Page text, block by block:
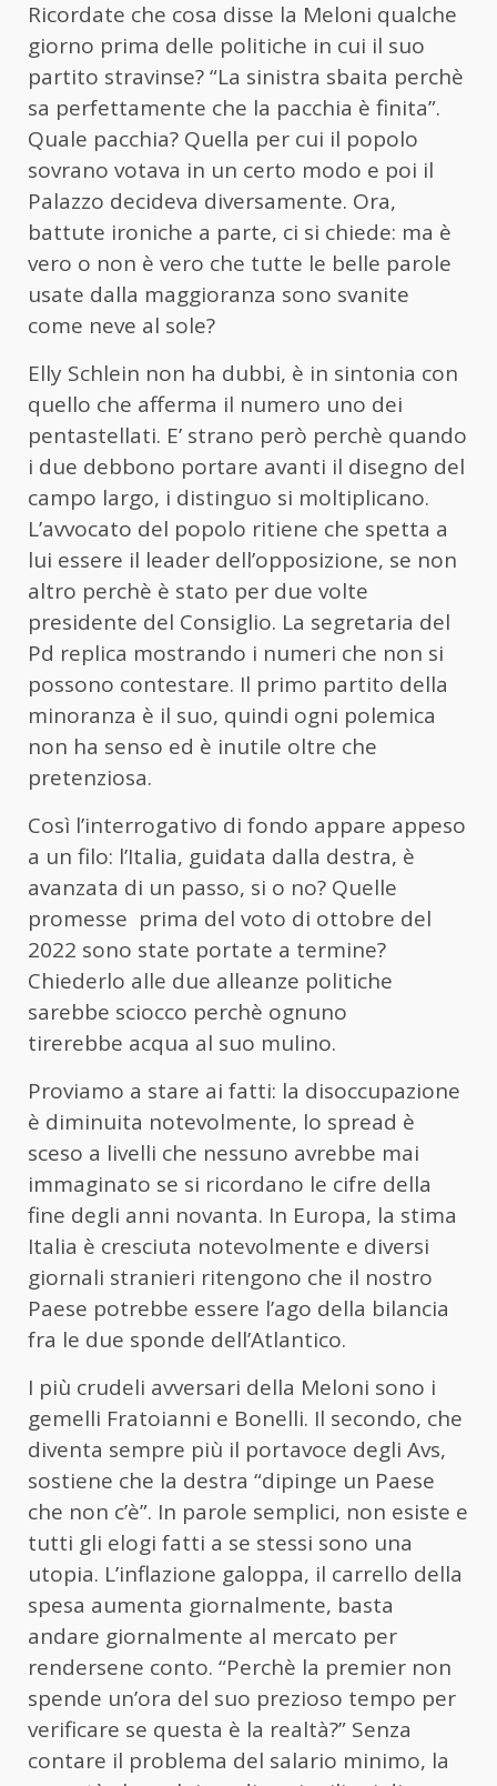
Ricordate che cosa disse la Meloni qualche
giorno prima delle politiche in cui il suo
partito stravinse? “La sinistra sbaita perchè
sa perfettamente che la pacchia è finita”.
Quale pacchia? Quella per cui il popolo
sovrano votava in un certo modo e poi il
Palazzo decideva diversamente. Ora,
battute ironiche a parte, ci si chiede: ma è
vero o non è vero che tutte le belle parole
usate dalla maggioranza sono svanite
come neve al sole?
Elly Schlein non ha dubbi, è in sintonia con
quello che afferma il numero uno dei
pentastellati. E’ strano però perchè quando
i due debbono portare avanti il disegno del
campo largo, i distinguo si moltiplicano.
L’avvocato del popolo ritiene che spetta a
lui essere il leader dell’opposizione, se non
altro perchè è stato per due volte
presidente del Consiglio. La segretaria del
Pd replica mostrando i numeri che non si
possono contestare. Il primo partito della
minoranza è il suo, quindi ogni polemica
non ha senso ed è inutile oltre che
pretenziosa.
Così l’interrogativo di fondo appare appeso
a un filo: l’Italia, guidata dalla destra, è
avanzata di un passo, si o no? Quelle
promesse prima del voto di ottobre del
2022 sono state portate a termine?
Chiederlo alle due alleanze politiche
sarebbe sciocco perchè ognuno
tirerebbe acqua al suo mulino.
Proviamo a stare ai fatti: la disoccupazione
è diminuita notevolmente, lo spread è
sceso a livelli che nessuno avrebbe mai
immaginato se si ricordano le cifre della
fine degli anni novanta. In Europa, la stima
Italia è cresciuta notevolmente e diversi
giornali stranieri ritengono che il nostro
Paese potrebbe essere l’ago della bilancia
fra le due sponde dell’Atlantico.
I più crudeli avversari della Meloni sono i
gemelli Fratoianni e Bonelli. Il secondo, che
diventa sempre più il portavoce degli Avs,
sostiene che la destra “dipinge un Paese
che non c’è”. In parole semplici, non esiste e
tutti gli elogi fatti a se stessi sono una
utopia. L’inflazione galoppa, il carrello della
spesa aumenta giornalmente, basta
andare giornalmente al mercato per
rendersene conto. “Perchè la premier non
spende un’ora del suo prezioso tempo per
verificare se questa è la realtà?” Senza
contare il problema del salario minimo, la